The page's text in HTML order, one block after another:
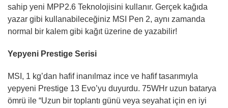
sahip yeni MPP2.6 Teknolojisini kullanır. Gerçek kağıda
yazar gibi kullanabileceğiniz MSI Pen 2, aynı zamanda
normal bir kalem gibi kağıt üzerine de yazabilir!
Yepyeni Prestige Serisi
MSI, 1 kg’dan hafif inanılmaz ince ve hafif tasarımıyla
yepyeni Prestige 13 Evo’yu duyurdu. 75WHr uzun batarya
ömrü ile “Uzun bir toplantı günü veya seyahat için en iyi